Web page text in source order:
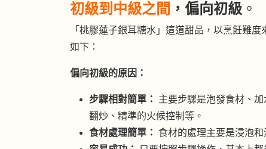
初級到中級之間 ，偏向初級 。
「桃膠蓮子銀耳糖水」這道甜品，以烹飪難
如下：
偏向初級的原因：
步驟相對簡單：
主要步驟是泡發食材、
翻炒、精準的火候控制等。
食材處理簡單：
食材的處理主要是浸泡